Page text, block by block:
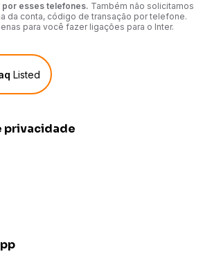
por esses telefones. Também não solicitamos
da conta, código de transação por telefone.
para você fazer ligações para o Inter.
Listed
privacidade